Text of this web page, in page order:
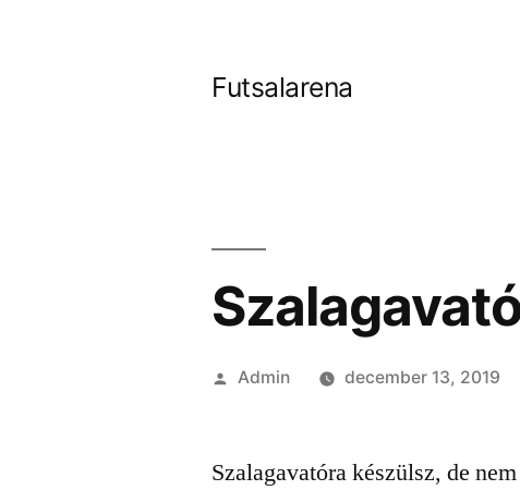
Futsalarena
Szerző:
Admin december 13, 2019
Szalagavatóra készülsz, de